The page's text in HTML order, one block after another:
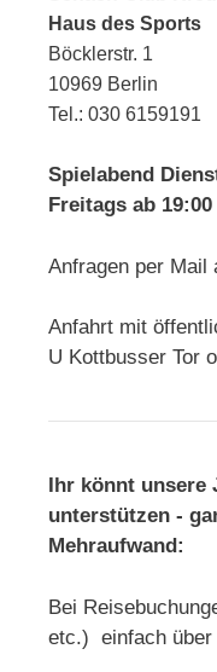
Haus des Sports
Böcklerstr. 1
10969 Berlin
Tel.: 030 6159191
Spielabend
Freitags ab
Anfragen per Mail
Anfahrt mit
U Kottbusser Tor
Ihr könnt unsere
unterstützen -
Mehraufwand:
Bei
etc.) einfach über